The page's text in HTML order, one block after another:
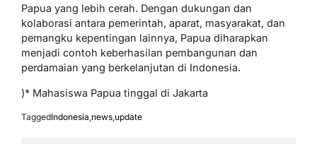
Papua yang lebih cerah. Dengan dukungan dan
kolaborasi antara pemerintah, aparat, masyarakat, dan
pemangku kepentingan lainnya, Papua diharapkan
menjadi contoh keberhasilan pembangunan dan
perdamaian yang berkelanjutan di Indonesia.
)* Mahasiswa Papua tinggal di Jakarta
TaggedIndonesia,news,update